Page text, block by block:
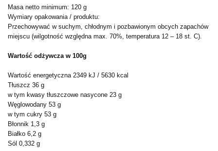
Masa netto minimum: 120 g
Wymiary opakowania / produktu:
Przechowywać w suchym, chłodnym i pozbawionym obcych zapachów
miejscu (wilgotność względna max. 70%, temperatura 12 – 18 st. C).
Wartość odżywcza w 100g
Wartość energetyczna 2349 kJ / 5630 kcal
Tłuszcz 36 g
w tym kwasy tłuszczowe nasycone 23 g
Węglowodany 53 g
w tym cukry 53 g
Błonnik 1,3 g
Białko 6,2 g
Sól 0,332 g